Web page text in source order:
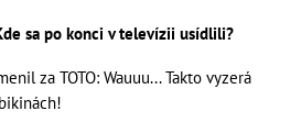
sa po konci v televízii usídlili?
za TOTO: Wauuu... Takto vyzerá